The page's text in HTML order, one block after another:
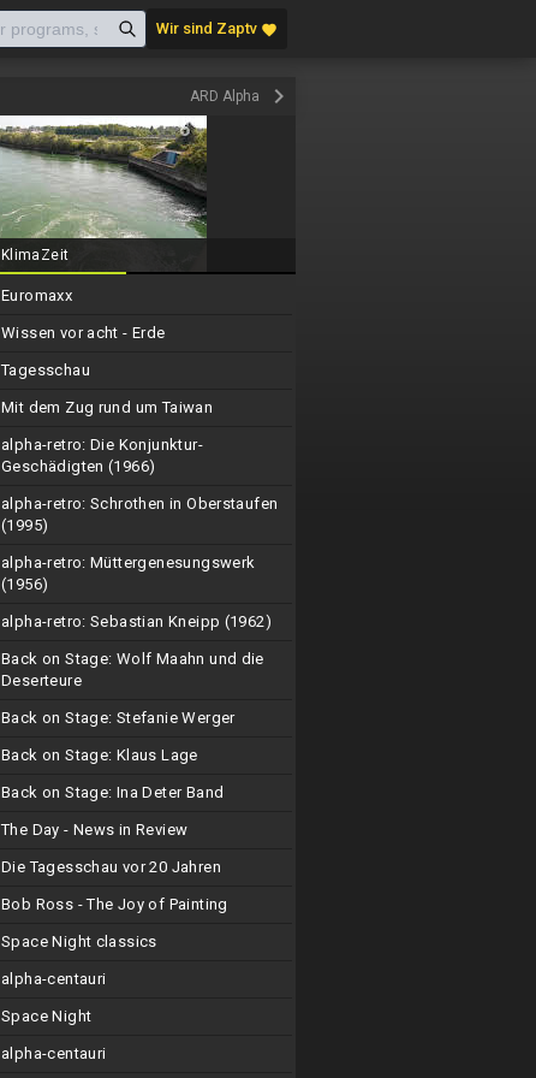
Wir sind Zaptv favorite
ARD Alpha keyboard_arrow_right
KlimaZeit
Euromaxx
Wissen vor acht - Erde
Tagesschau
Mit dem Zug rund um Taiwan
alpha-retro: Die Konjunktur-
Geschädigten (1966)
alpha-retro: Schrothen in Oberstaufen
(1995)
alpha-retro: Müttergenesungswerk
(1956)
alpha-retro: Sebastian Kneipp (1962)
Back on Stage: Wolf Maahn und die
Deserteure
Back on Stage: Stefanie Werger
Back on Stage: Klaus Lage
Back on Stage: Ina Deter Band
The Day - News in Review
Die Tagesschau vor 20 Jahren
Bob Ross - The Joy of Painting
Space Night classics
alpha-centauri
Space Night
alpha-centauri